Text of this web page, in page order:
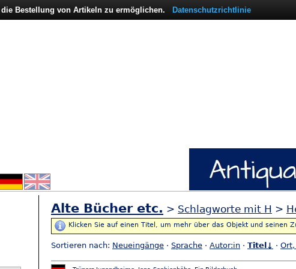
Alte Bücher etc. > Schlagworte mit H >
Klicken Sie auf einen Titel, um mehr über das Objekt und seinen
Sortieren nach: Neueingänge · Sprache · Autor:in · Titel↓ · Ort,
Bestellung von Artikeln zu ermöglichen. Datenschutzrichtlinie